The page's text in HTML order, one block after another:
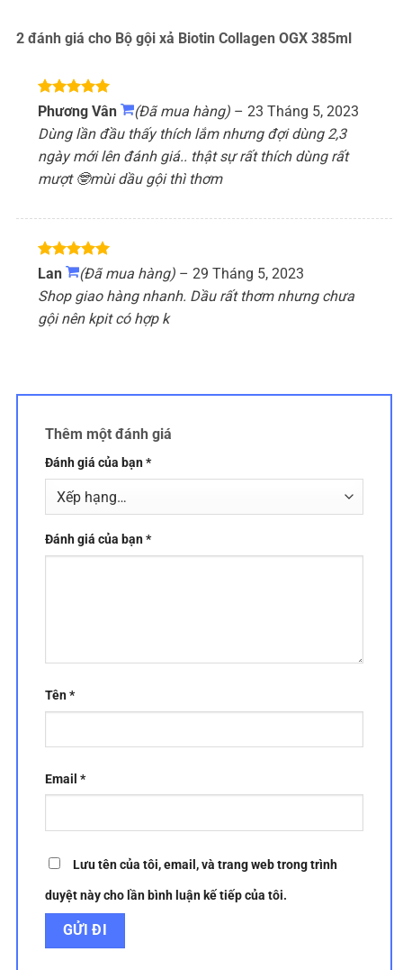
2 đánh giá cho Bộ gội xả Biotin Collagen OGX 385ml
Được xếp
5
sao
Phương Vân (Đã mua hàng) – 23 Tháng 5, 2023
Dùng lần đầu thấy thích lắm nhưng đợi dùng 2,3
ngày mới lên đánh giá.. thật sự rất thích dùng rất
mượt 🤓mùi dầu gội thì thơm
Được xếp
5
sao
Lan (Đã mua hàng) – 29 Tháng 5, 2023
Shop giao hàng nhanh. Dầu rất thơm nhưng chưa
gội nên kpit có hợp k
Thêm một đánh giá
Đánh giá của bạn*
Đánh giá của bạn*
Tên*
Email *
Lưu tên của tôi, email, và trang web trong trình
duyệt này cho lần bình luận kế tiếp của tôi.